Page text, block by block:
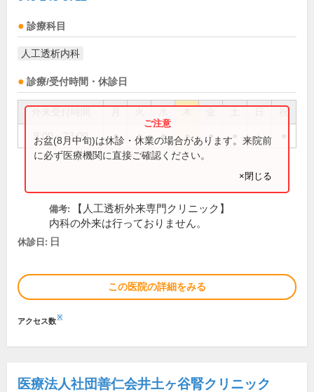
診療科目
人工透析内科
診療/受付時間・休診日
祝
9:00～23:00 ● ● ● ● ●
お盆(8月中旬)は休診・休業の場合があります。来院前
に必ず医療機関に直接ご確認ください。
×閉じる
備考:
【人工透析外来専門クリニック】
内科の外来は行っておりません。
休診日: 日
この医院の詳細をみる
アクセス数※
医療法人社団善仁会井土ヶ谷腎クリニック